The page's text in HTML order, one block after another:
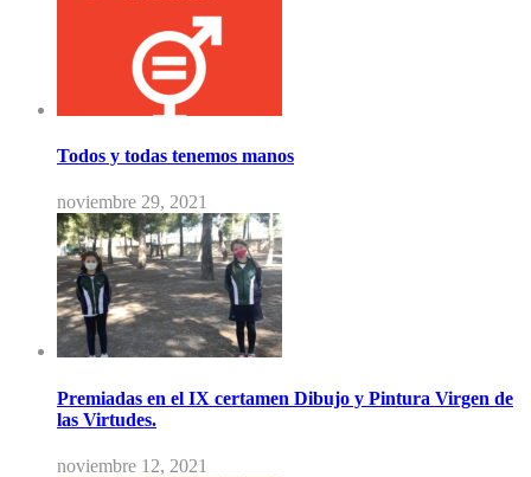
Todos y todas tenemos manos
noviembre 29, 2021
Premiadas en el IX certamen Dibujo y Pintura Virgen de
las Virtudes.
noviembre 12, 2021